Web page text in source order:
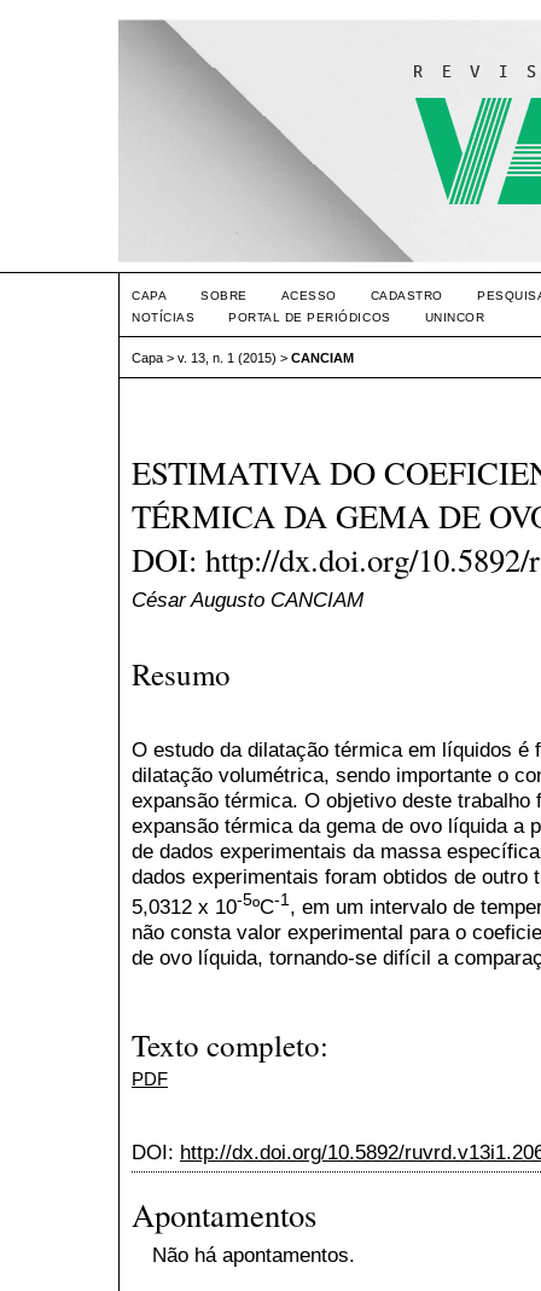
CAPA SOBRE ACESSO CADASTRO
NOTÍCIAS
PORTAL DE PERIÓDICOS UNINCOR
Capa > v. 13, n. 1 (2015) > CANCIAM
ESTIMATIVA DO
TÉRMICA DA GEMA DE
DOI: http://dx.doi.org/
César Augusto CANCIAM
Resumo
O estudo da dilatação térmica em líquidos é
dilatação volumétrica, sendo importante o
expansão térmica. O objetivo deste
expansão térmica da gema de ovo líquida a
de dados experimentais da massa
dados experimentais foram obtidos de outro
5,0312 x 10-5ºC-1 , em um intervalo de
não consta valor experimental para o
de ovo líquida, tornando-se difícil a
Texto completo:
PDF
DOI: http://dx.doi.org/10.5892/
Apontamentos
Não há apontamentos.